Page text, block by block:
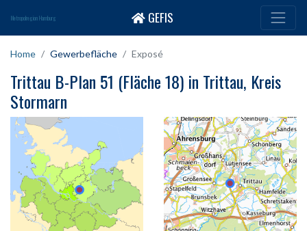
Metropolregion Hamburg GEFIS
Home Gewerbefläche Exposé
Trittau B-Plan 51 (Fläche 18) in Trittau, Kreis
Stormarn